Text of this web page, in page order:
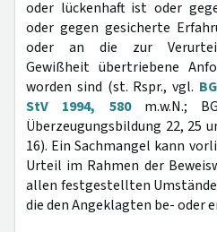
oder lückenhaft ist oder
oder gegen gesicherte
oder an die zur
Gewißheit übertriebene
worden sind (st. Rspr., vgl.
StV 1994, 580m.w.N.;
Überzeugungsbildung 22, 25
16). Ein Sachmangel kann
Urteil im Rahmen der
allen festgestellten
die den Angeklagten be- oder